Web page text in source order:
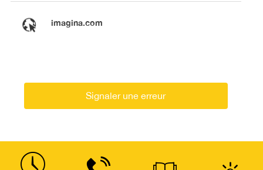
imagina.com
Signaler une erreur